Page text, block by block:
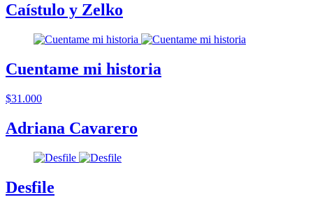
Caístulo y Zelko
Cuentame mi historia
$31.000
Adriana Cavarero
Desfile